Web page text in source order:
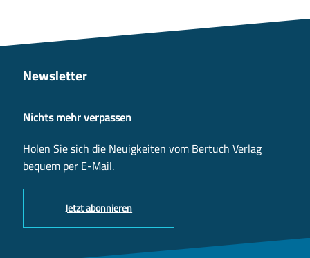
Newsletter
Nichts mehr verpassen
Holen Sie sich die Neuigkeiten vom Bertuch Verlag
bequem per E-Mail.
Jetzt abonnieren